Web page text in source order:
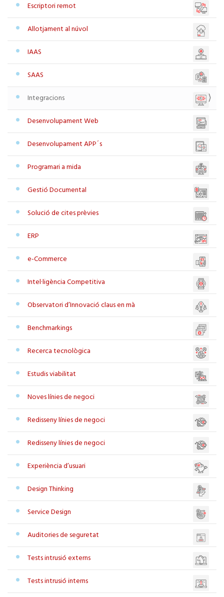
Escriptori remot
Allotjament al núvol
IAAS
SAAS
Integracions
Desenvolupament Web
Desenvolupament APP´s
Programari a mida
Gestió Documental
Solució de cites prèvies
ERP
e-Commerce
Intel·ligència Competitiva
Observatori d’Innovació claus en mà
Benchmarkings
Recerca tecnològica
Estudis viabilitat
Noves línies de negoci
Redisseny línies de negoci
Redisseny línies de negoci
Experiència d’usuari
Design Thinking
Service Design
Auditories de seguretat
Tests intrusió externs
Tests intrusió interns